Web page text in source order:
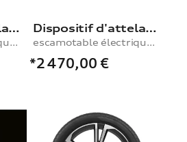
Dispositif d'attelage
escamotable électriquement, avec kit électrique
Dispositif d'attelage
escamotable électriquement, avec kit électrique
*2 470,00 €